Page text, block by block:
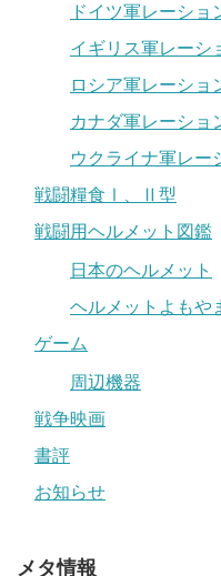
ドイツ軍レーショ
イギリス軍レーシ
ロシア軍レーショ
カナダ軍レーショ
ウクライナ軍レー
戦闘糧食Ⅰ、Ⅱ型
戦闘用ヘルメット図鑑
日本のヘルメット
ヘルメットよもや
ゲーム
周辺機器
戦争映画
書評
お知らせ
メタ情報